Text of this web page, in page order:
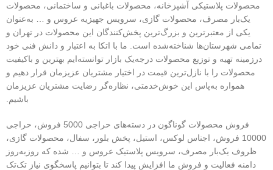
محصولات پلاستیکی آشپزخانه، محصولات باغبانی و ساختمانی، محصولات
یک‌بار مصرف، محصولات گازی، سرویس جهیزیه عروس و … به‌عنوان
یکی از معتبرترین و بزرگ‌ترین پخش‌کنندگان این محصولات در تهران و
تمامی شهرستان‌ها شناخته‌شده است. ما با اتکا به اعتبار و دانش فنی خود
درزمینه تهیه و توزیع محصولات درجه‌یک بازار توانسته‌ایم بهترین و باکیفیت
محصولات را با نازل‌ترین قیمت در اختیار مشتریان عزیزمان قرار دهیم و
همواره به‌پاس این خوش‌خدمتی، نظاره‌گر رضایت مشتریان عزیزمان
باشیم.
فروش محصولات گوناگون در دسته‌های حراجی 5000 فروش، حراجی
10000 فروش، اجناس لوکس، استیل، پخش بلور، سفال، محصولات گازی،
ظروف یک‌بار مصرف، سرویس پلاستیک عروس و … شده که روزبه‌روز
دامنه فعالیت و فروش ما افزایش پیدا کند تا بتوانیم پاسخگوی نیاز تک‌تک